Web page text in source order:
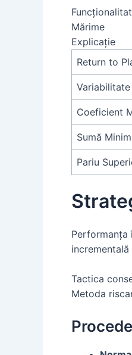
Mărime
Explicație
Return to
Variabilitate
Coeficient
Sumă
Pariu
Performanța
Tactica
Metoda